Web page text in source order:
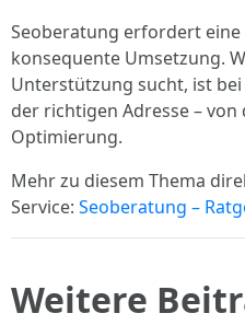
Seoberatung erfordert
konsequente Umsetzung.
Unterstützung sucht, ist bei
der richtigen Adresse – von
Optimierung.
Mehr zu diesem Thema
Service: Seoberatung –
Weitere